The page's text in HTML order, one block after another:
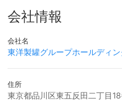
会社情報
会社名
東洋製罐グループホールディ
住所
東京都品川区東五反田二丁目